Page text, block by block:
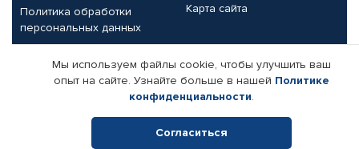
Политика обработки
персональных данных
Карта сайта
Партнерам
Корпоративным клиентам
Поставщикам
Реквизиты компании
Мы используем файлы cookie, чтобы улучшить ваш
опыт на сайте. Узнайте больше в нашей Политике
конфиденциальности.
Согласиться